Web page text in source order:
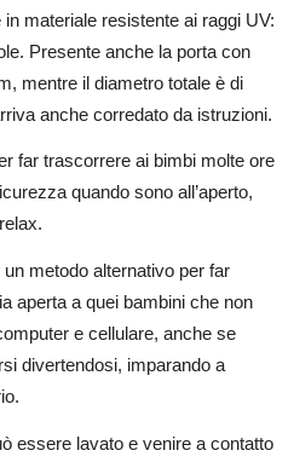
materiale resistente ai raggi UV:
Presente anche la porta con
mentre il diametro totale è di
anche corredato da istruzioni.
far trascorrere ai bimbi molte ore
quando sono all’aperto,
un metodo alternativo per far
aperta a quei bambini che non
e cellulare, anche se
divertendosi, imparando a
essere lavato e venire a contatto